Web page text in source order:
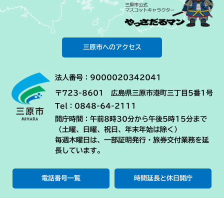
三原市へのアクセス
法人番号：9000020342041
〒723-8601 広島県三原市港町三丁目5番1号
Tel：0848-64-2111
開庁時間：午前8時30分から午後5時15分まで
（土曜、日曜、祝日、年末年始は除く）
毎週木曜日は、一部証明発行・旅券交付業務を延
長しています。
電話番号一覧 時間延長と休日開庁